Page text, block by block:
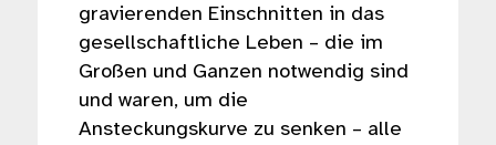
gravierenden Einschnitten in das
gesellschaftliche Leben – die im
Großen und Ganzen notwendig sind
und waren, um die
Ansteckungskurve zu senken – alle